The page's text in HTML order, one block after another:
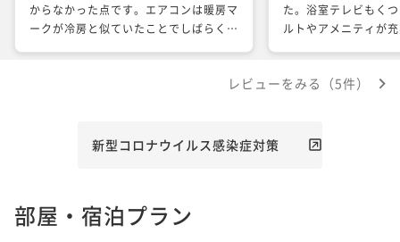
からなかった点です。エアコンは暖房マ
ークが冷房と似ていたことでしばらく間
りましたがホテルの方に対応していただ
た。浴室テレビもく
ルトやアメニティが
レビューをみる（5件）
新型コロナウイルス感染症対策
部屋・宿泊プラン